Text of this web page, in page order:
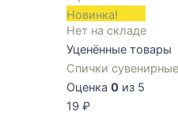
Новинка!
Нет на складе
Уценённые товары
Спички
Оценка 0из 5
19 ₽